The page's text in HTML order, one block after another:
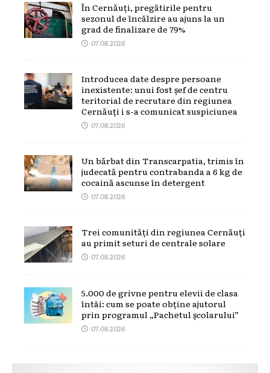
În Cernăuți, pregătirile pentru
sezonul de încălzire au ajuns la un
grad de finalizare de 79%
07.08.2026
Introducea date despre persoane
inexistente: unui fost șef de centru
teritorial de recrutare din regiunea
Cernăuți i s-a comunicat suspiciunea
07.08.2026
Un bărbat din Transcarpatia, trimis în
judecată pentru contrabanda a 6 kg de
cocaină ascunse în detergent
07.08.2026
Trei comunități din regiunea Cernăuți
au primit seturi de centrale solare
07.08.2026
5.000 de grivne pentru elevii de clasa
întâi: cum se poate obține ajutorul
prin programul „Pachetul școlarului”
07.08.2026